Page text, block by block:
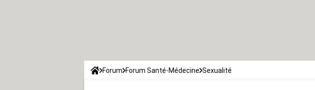
Forum Forum Santé-Médecine Sexualité